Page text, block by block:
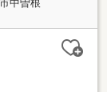
中曽根